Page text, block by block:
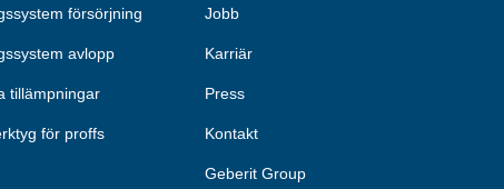
försörjning
avlopp
tillämpningar
för proffs
Jobb
Karriär
Press
Kontakt
Geberit Group